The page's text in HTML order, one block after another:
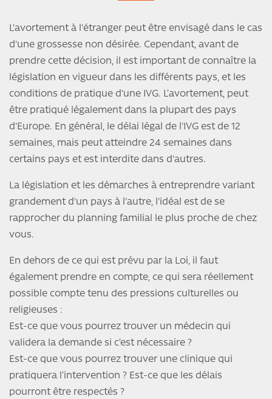
L'avortement à l'étranger peut être envisagé dans le cas
d'une grossesse non désirée. Cependant, avant de
prendre cette décision, il est important de connaître la
législation en vigueur dans les différents pays, et les
conditions de pratique d'une IVG. L’avortement, peut
être pratiqué légalement dans la plupart des pays
d'Europe. En général, le délai légal de l'IVG est de 12
semaines, mais peut atteindre 24 semaines dans
certains pays et est interdite dans d'autres.
La législation et les démarches à entreprendre variant
grandement d'un pays à l'autre, l'idéal est de se
rapprocher du planning familial le plus proche de chez
vous.
En dehors de ce qui est prévu par la Loi, il faut
également prendre en compte, ce qui sera réellement
possible compte tenu des pressions culturelles ou
religieuses :
Est-ce que vous pourrez trouver un médecin qui
validera la demande si c’est nécessaire ?
Est-ce que vous pourrez trouver une clinique qui
pratiquera l’intervention ? Est-ce que les délais
pourront être respectés ?